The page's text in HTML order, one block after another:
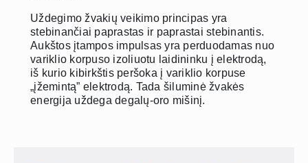
Uždegimo žvakių veikimo principas yra
stebinančiai paprastas ir paprastai stebinantis.
Aukštos įtampos impulsas yra perduodamas nuo
variklio korpuso izoliuotu laidininku į elektrodą,
iš kurio kibirkštis peršoka į variklio korpuse
„įžemintą” elektrodą. Tada šiluminė žvakės
energija uždega degalų-oro mišinį.